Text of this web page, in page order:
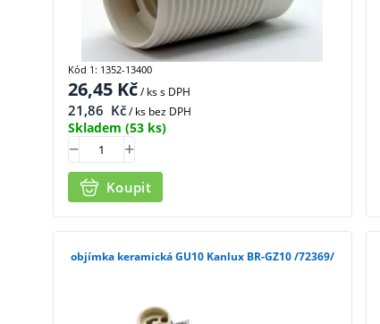
26,45 Kč/ kss DPH
21,86 Kč/ ks bez DPH
Skladem (53 ks)
Koupit
Kód 1: 1352-13400
objímka keramická GU10 Kanlux BR-GZ10 /72369/